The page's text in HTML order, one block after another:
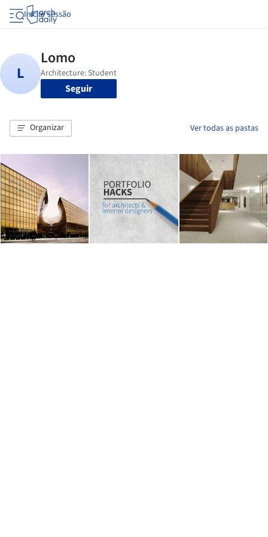
Iniciar sessão
Seguir
Organizar Ver todas as pastas